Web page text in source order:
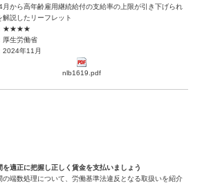
から高年齢雇用継続給付の支給率の上限が引き下げられ
解説したリーフレット
★★★★
厚生労働省
2024年11月
nlb1619.pdf
を適正に把握し正しく賃金を支払いましょう
の端数処理について、労働基準法違反となる取扱いを紹介